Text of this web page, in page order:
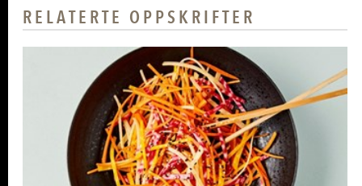
RELATERTE OPPSKRIFTER